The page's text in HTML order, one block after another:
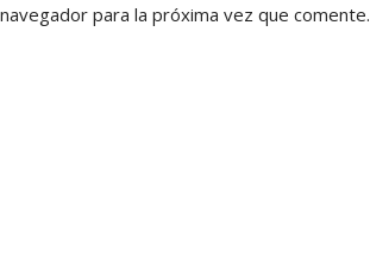
para la próxima vez que comente.